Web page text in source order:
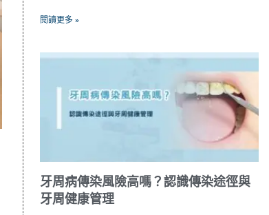
閱讀更多 »
牙周病傳染風險高嗎？認識傳染途徑與
牙周健康管理